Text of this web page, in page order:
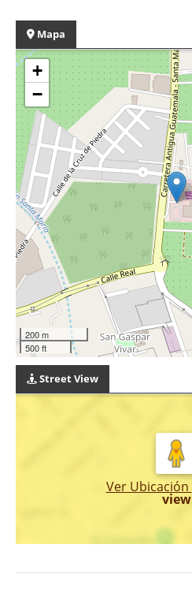
Mapa
+
−
200 m
500 ft
Street View
Ver Ubicación
view